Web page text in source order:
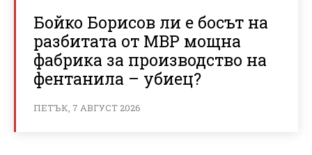
Бойко Борисов ли е босът на
разбитата от МВР мощна
фабрика за производство на
фентанила – убиец?
ПЕТЪК, 7 АВГУСТ 2026